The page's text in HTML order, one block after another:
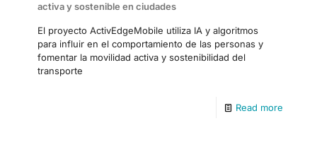
activa y sostenible en ciudades
El proyecto ActivEdgeMobile utiliza IA y algoritmos
para influir en el comportamiento de las personas y
fomentar la movilidad activa y sostenibilidad del
transporte
Read more